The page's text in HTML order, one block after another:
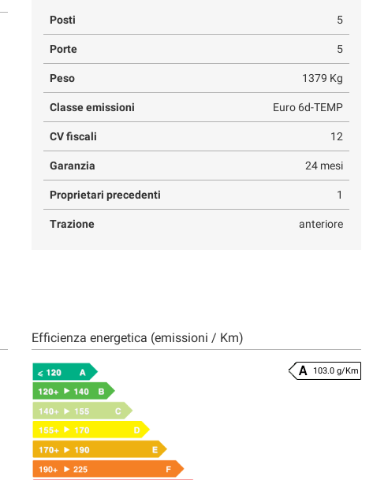
Posti 5
Porte 5
Peso 1379 Kg
Classe emissioni Euro 6d-TEMP
CV fiscali 12
Garanzia 24 mesi
Proprietari precedenti 1
Trazione anteriore
Efficienza energetica (emissioni / Km)
103.0 g/Km